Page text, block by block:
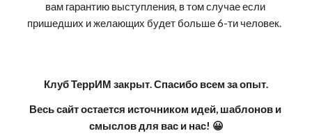
вам гарантию выступления, в том случае если
пришедших и желающих будет больше 6-ти человек.
Клуб ТеррИМ закрыт. Спасибо всем за опыт.
Весь сайт остается источником идей, шаблонов и
смыслов для вас и нас! 😀